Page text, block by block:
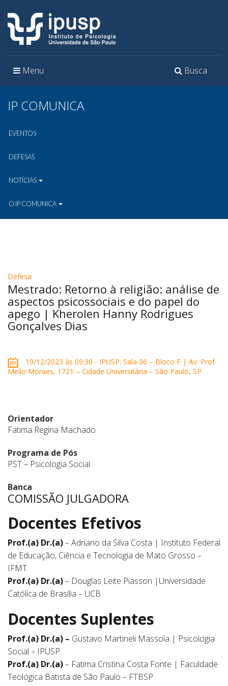
Toggle
Busca
Toggle
Menu
IP COMUNICA
EVENTOS
DEFESAS
NOTÍCIAS
O IP COMUNICA
Defesa
Mestrado: Retorno à religião: análise de
aspectos psicossociais e do papel do
apego | Kherolen Hanny Rodrigues
Gonçalves Dias
19/12/2023 às 09:30 - IPUSP: Sala 36 – Bloco F | Av. Prof.
Mello Moraes, 1721 – Cidade Universitária – São Paulo, SP
Orientador
Fatima Regina Machado
Programa de Pós
PST – Psicologia Social
Banca
COMISSÃO JULGADORA
Docentes Efetivos
Prof.(a) Dr.(a)– Adriano da Silva Costa | Instituto Federal
de Educação, Ciência e Tecnologia de Mato Grosso –
IFMT
Prof.(a) Dr.(a)– Douglas Leite Piasson |Universidade
Católica de Brasília – UCB
Docentes Suplentes
Prof.(a) Dr.(a) – Gustavo Martineli Massola | Psicologia
Social – IPUSP
Prof.(a) Dr.(a)– Fatima Cristina Costa Fonte | Faculdade
Teológica Batista de São Paulo – FTBSP